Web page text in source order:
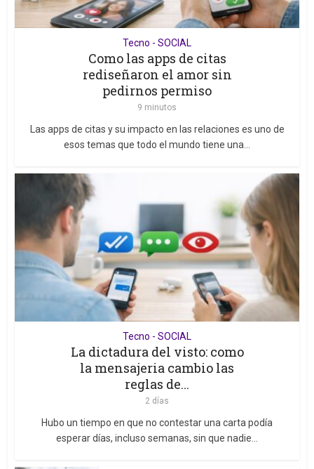
Tecno - SOCIAL
Como las apps de citas
rediseñaron el amor sin
pedirnos permiso
9 minutos
Las apps de citas y su impacto en las relaciones es uno de
esos temas que todo el mundo tiene una...
Tecno - SOCIAL
La dictadura del visto: como
la mensajeria cambio las
reglas de...
2 días
Hubo un tiempo en que no contestar una carta podía
esperar días, incluso semanas, sin que nadie...